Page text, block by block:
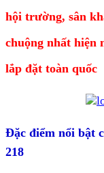
hội trường, sân
chuộng nhất hiện
lắp đặt toàn quốc
Đặc điểm nổi bật
218